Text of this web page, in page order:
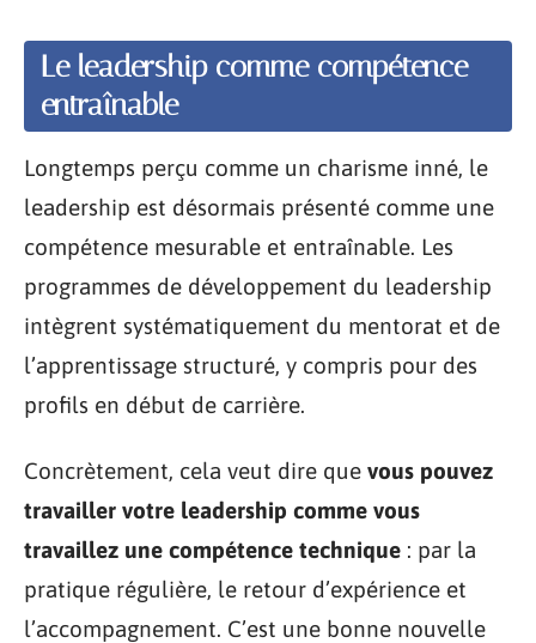
Le leadership comme compétence
entraînable
Longtemps perçu comme un charisme inné, le
leadership est désormais présenté comme une
compétence mesurable et entraînable. Les
programmes de développement du leadership
intègrent systématiquement du mentorat et de
l’apprentissage structuré, y compris pour des
profils en début de carrière.
Concrètement, cela veut dire que vous pouvez
travailler votre leadership comme vous
travaillez une compétence technique : par la
pratique régulière, le retour d’expérience et
l’accompagnement. C’est une bonne nouvelle